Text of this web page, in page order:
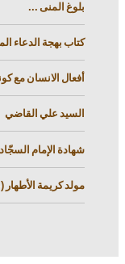
بلوغ المنى ...
كتاب بهجة الدعاء
أفعال الانسان مع
السيد علي القاضي
شهادة الإمام
مولد كريمة الأطهار